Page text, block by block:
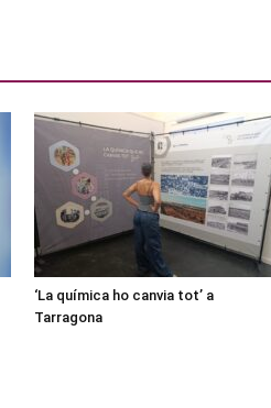
‘La química ho canvia tot’ a
Tarragona